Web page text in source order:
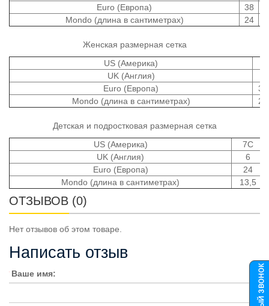
Euro (Европа)
38
Mondo (длина в сантиметрах)
24
Женская размерная сетка
US (Америка)
UK (Англия)
Euro (Европа)
34
Mondo (длина в сантиметрах)
21
Детская и подростковая размерная сетка
US (Америка)
7C
UK (Англия)
6
Euro (Европа)
24
Mondo (длина в сантиметрах)
13,5
ОТЗЫВОВ (0)
Нет отзывов об этом товаре.
Написать отзыв
Ваше имя: